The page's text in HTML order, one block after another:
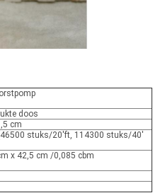
doos
cm
stuks/20'ft, 114300 stuks/40'
x 42,5 cm /0,085 cbm